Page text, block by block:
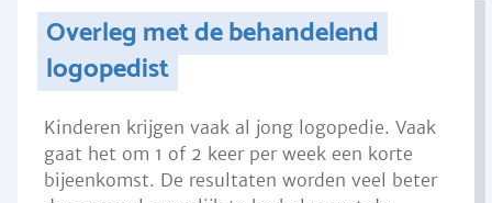
Overleg met de behandelend
logopedist
Kinderen krijgen vaak al jong logopedie. Vaak
gaat het om 1 of 2 keer per week een korte
bijeenkomst. De resultaten worden veel beter